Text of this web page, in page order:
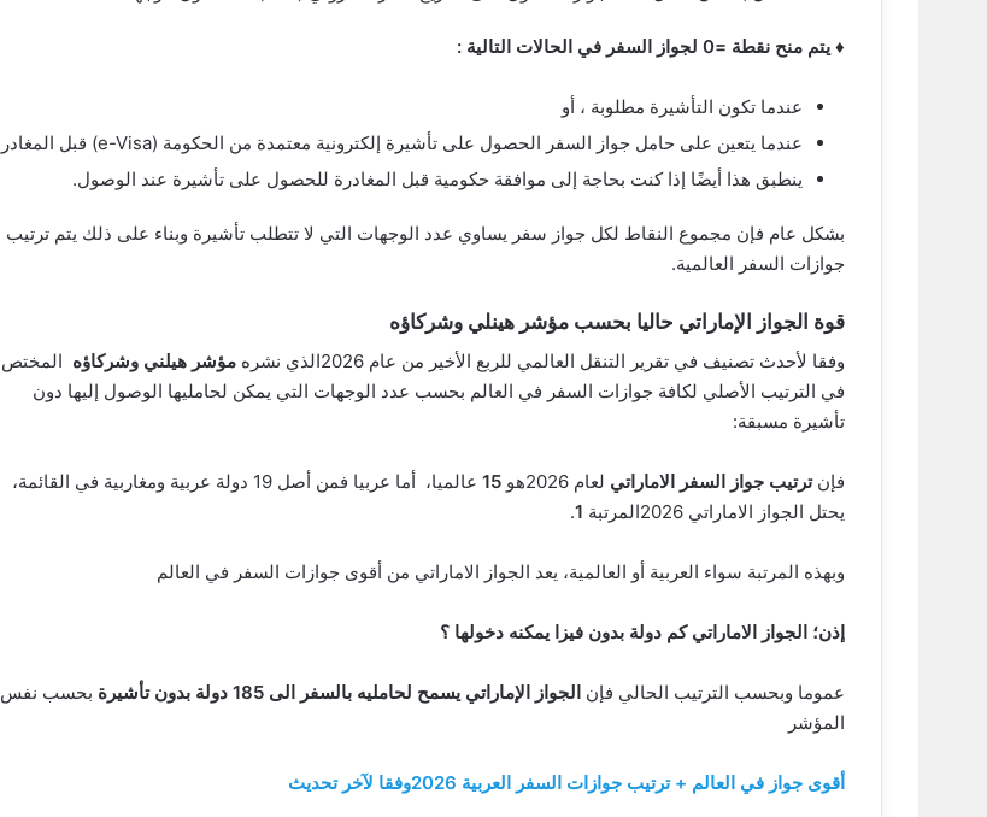
♦ يتم منح نقطة =0 لجواز السفر في الحالات التالية :
عندما تكون التأشيرة مطلوبة ، أو
عندما يتعين على حامل جواز السفر الحصول على تأشيرة إلكترونية معتمدة من الحكومة (e-Visa) قبل المغادرة
ينطبق هذا أيضًا إذا كنت بحاجة إلى موافقة حكومية قبل المغادرة للحصول على تأشيرة عند الوصول.
بشكل عام فإن مجموع النقاط لكل جواز سفر يساوي عدد الوجهات التي لا تتطلب تأشيرة وبناء على ذلك يتم ترتيب
جوازات السفر العالمية.
قوة الجواز الإماراتي حاليا بحسب مؤشر هينلي وشركاؤه
وفقا لأحدث تصنيف في تقرير التنقل العالمي للربع الأخير من عام 2026الذي نشره مؤشر هيلني وشركاؤه المختص
في الترتيب الأصلي لكافة جوازات السفر في العالم بحسب عدد الوجهات التي يمكن لحامليها الوصول إليها دون
تأشيرة مسبقة:
فإنترتيب جواز السفر الاماراتي لعام 2026هو 15
عالميا، أما عربيا فمن أصل 19 دولة عربية ومغاربية في القائمة،
يحتل الجواز الاماراتي 2026المرتبة
1
.
وبهذه المرتبة سواء العربية أو العالمية، يعد الجواز الاماراتي من أقوى جوازات السفر في العالم
إذن؛ الجواز الاماراتي كم دولة بدون فيزا يمكنه دخولها ؟
عموما وبحسب الترتيب الحالي فإن الجواز الإماراتي يسمح لحامليه بالسفر الى 185 دولة بدون تأشيرة
بحسب نفس
المؤشر
أقوى جواز في العالم + ترتيب جوازات السفر العربية 2026وفقا لآخر تحديث